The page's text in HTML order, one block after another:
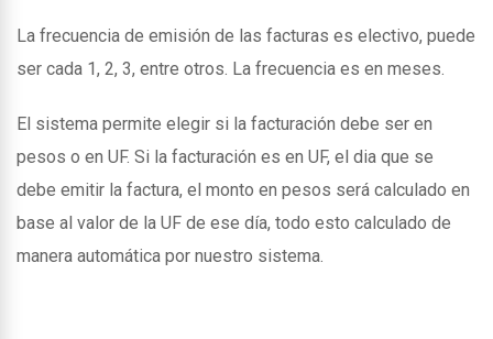
La frecuencia de emisión de las facturas es electivo, puede
ser cada 1, 2, 3, entre otros. La frecuencia es en meses.
El sistema permite elegir si la facturación debe ser en
pesos o en UF. Si la facturación es en UF, el dia que se
debe emitir la factura, el monto en pesos será calculado en
base al valor de la UF de ese día, todo esto calculado de
manera automática por nuestro sistema.